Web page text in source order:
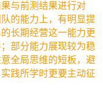
与前测结果进行对
的能力上，有明显提
长期经营这一能力更
部分能力展现较为稳
全局思维的短板，避
践所学时更要主动征